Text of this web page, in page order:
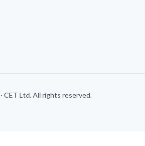
CET Ltd. All rights reserved.